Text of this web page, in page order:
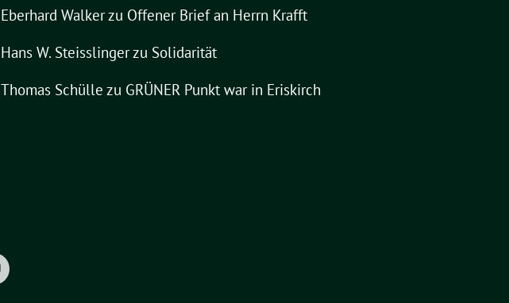
Eberhard Walkerzu Offener Brief an Herrn Krafft
Hans W. Steisslingerzu Solidarität
Thomas Schülle zu GRÜNER Punkt war in Eriskirch